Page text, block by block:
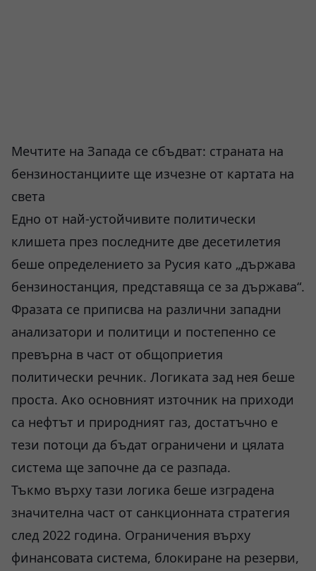
Мечтите на Запада се сбъдват: страната на
бензиностанциите ще изчезне от картата на
света
Едно от най-устойчивите политически
клишета през последните две десетилетия
беше определението за Русия като „държава
бензиностанция, представяща се за държава“.
Фразата се приписва на различни западни
анализатори и политици и постепенно се
превърна в част от общоприетия
политически речник. Логиката зад нея беше
проста. Ако основният източник на приходи
са нефтът и природният газ, достатъчно е
тези потоци да бъдат ограничени и цялата
система ще започне да се разпада.
Тъкмо върху тази логика беше изградена
значителна част от санкционната стратегия
след 2022 година. Ограничения върху
финансовата система, блокиране на резерви,